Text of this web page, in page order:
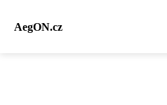
AegON.cz